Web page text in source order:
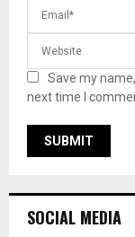
Save my
next time I
SOCIAL MEDIA